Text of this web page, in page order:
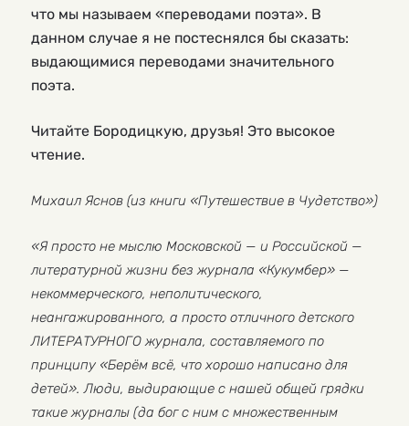
что мы называем «переводами поэта». В
данном случае я не постеснялся бы сказать:
выдающимися переводами значительного
поэта.
Читайте Бородицкую, друзья! Это высокое
чтение.
Михаил Яснов (из книги «Путешествие в Чудетство»)
«Я просто не мыслю Московской — и Российской —
литературной жизни без журнала «Кукумбер» —
некоммерческого, неполитического,
неангажированного, а просто отличного детского
ЛИТЕРАТУРНОГО журнала, составляемого по
принципу «Берём всё, что хорошо написано для
детей». Люди, выдирающие с нашей общей грядки
такие журналы (да бог с ним с множественным